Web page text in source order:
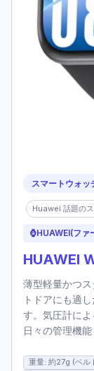
スマートウォッ
Huawei 話題の
⌚HUAWEI(ファ
HUAWEI
薄型軽量かつ
トドアにも適
す。気圧計に
日々の管理機能
重量: 約27g (ベル